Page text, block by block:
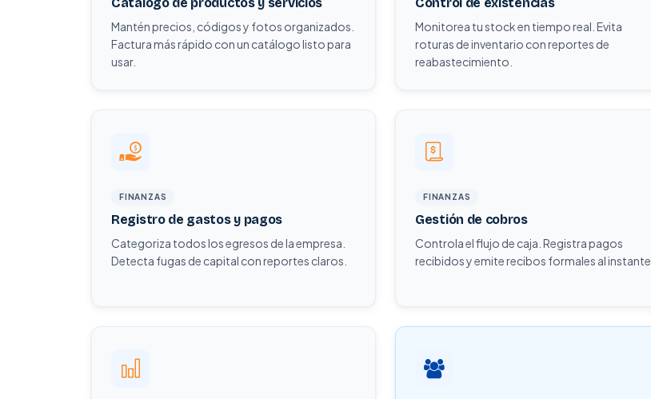
Mantén precios, códigos y fotos organizados.
Factura más rápido con un catálogo listo para
usar.
Monitorea tu stock en tiempo real. Evita
roturas de inventario con reportes de
reabastecimiento.
FINANZAS
Registro de gastos y pagos
Categoriza todos los egresos de la empresa.
Detecta fugas de capital con reportes claros.
FINANZAS
Gestión de cobros
Controla el flujo de caja. Registra pagos
recibidos y emite recibos formales al instante.